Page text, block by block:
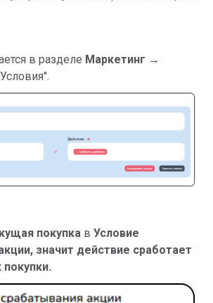
в разделе Маркетинг →
покупка в Условие
значит действие сработает